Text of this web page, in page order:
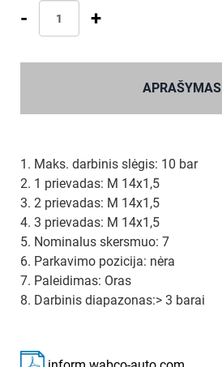
- +
APRAŠYMAS
1. Maks. darbinis slėgis: 10 bar
2. 1 prievadas: M 14x1,5
3. 2 prievadas: M 14x1,5
4. 3 prievadas: M 14x1,5
5. Nominalus skersmuo: 7
6. Parkavimo pozicija: nėra
7. Paleidimas: Oras
8. Darbinis diapazonas:> 3 barai